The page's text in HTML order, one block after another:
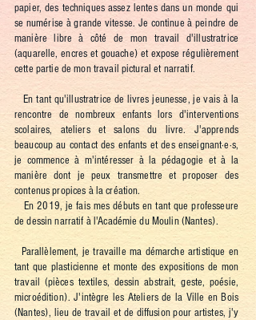
papier, des techniques assez lentes dans un monde qui
se numérise à grande vitesse. Je continue à peindre de
manière libre à côté de mon travail d'illustratrice
(aquarelle, encres et gouache) et expose régulièrement
cette partie de mon travail pictural et narratif.
En tant qu'illustratrice de livres jeunesse, je vais à la
rencontre de nombreux enfants lors d'interventions
scolaires, ateliers et salons du livre. J'apprends
beaucoup au contact des enfants et des enseignant·e·s,
je commence à m'intéresser à la pédagogie et à la
manière dont je peux transmettre et proposer des
contenus propices à la création.
En 2019, je fais mes débuts en tant que professeure
de dessin narratif à l'Académie du Moulin (Nantes).
Parallèlement, je travaille ma démarche artistique en
tant que plasticienne et monte des expositions de mon
travail (pièces textiles, dessin abstrait, geste, poésie,
microédition). J'intègre les Ateliers de la Ville en Bois
(Nantes), lieu de travail et de diffusion pour artistes, j'y